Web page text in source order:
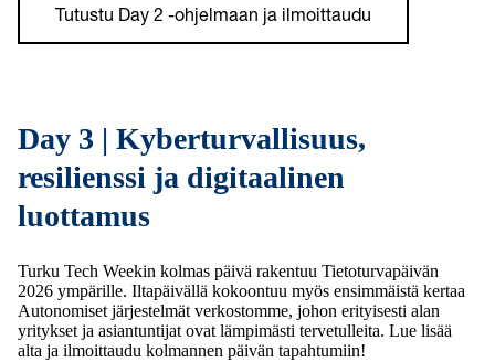
Tutustu Day 2 -ohjelmaan ja ilmoittaudu
Day 3 | Kyberturvallisuus,
resilienssi ja digitaalinen
luottamus
Turku Tech Weekin kolmas päivä rakentuu Tietoturvapäivän
2026 ympärille. Iltapäivällä kokoontuu myös ensimmäistä kertaa
Autonomiset järjestelmät verkostomme, johon erityisesti alan
yritykset ja asiantuntijat ovat lämpimästi tervetulleita. Lue lisää
alta ja ilmoittaudu kolmannen päivän tapahtumiin!